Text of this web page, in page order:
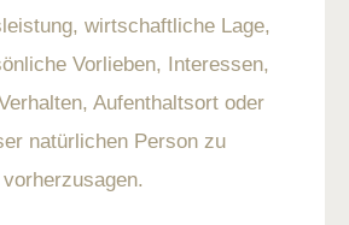
wirtschaftliche Lage,
Vorlieben, Interessen,
Aufenthaltsort oder
natürlichen Person zu